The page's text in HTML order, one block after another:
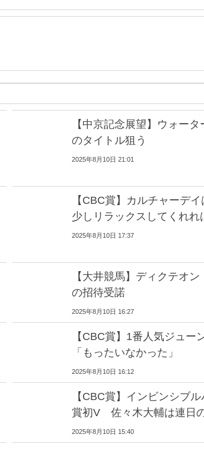
【中京記念展望】ウォー
のタイトル狙う
2025年8月10日 21:01
【CBC賞】カルチャーデ
少しリラックスしてくれれ
2025年8月10日 17:37
【大井競馬】ディクテオ
の招待受諾
2025年8月10日 16:27
【CBC賞】1番人気ジュ
「もったいなかった」
2025年8月10日 16:12
【CBC賞】インビンシブ
賞初V 佐々木大輔は連日
2025年8月10日 15:40